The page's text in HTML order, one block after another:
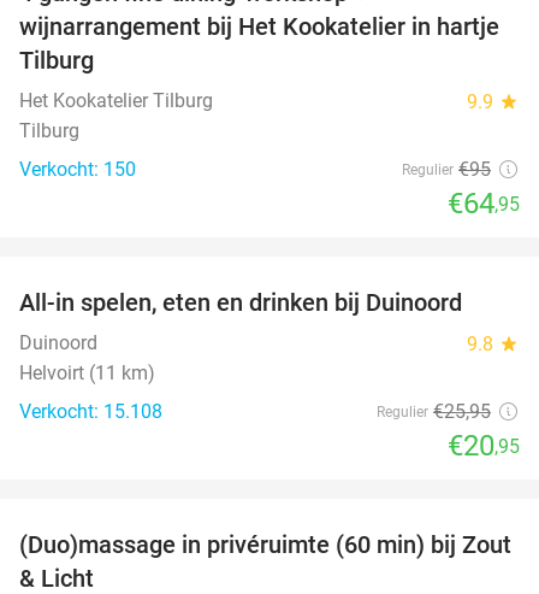
wijnarrangement bij Het Kookatelier in hartje
Tilburg
Het Kookatelier Tilburg 9.9 star
Tilburg
Verkocht: 150
Regulier €95
€64,95
All-in spelen, eten en drinken bij Duinoord
Duinoord 9.8 star
Helvoirt (11 km)
Verkocht: 15.108
Regulier €25,95
€20,95
49%
(Duo)massage in privéruimte (60 min) bij Zout
& Licht